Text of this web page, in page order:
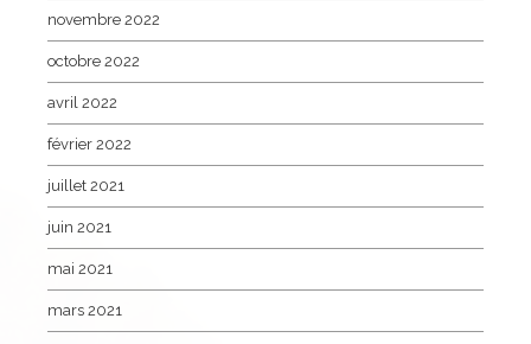
novembre 2022
octobre 2022
avril 2022
février 2022
juillet 2021
juin 2021
mai 2021
mars 2021